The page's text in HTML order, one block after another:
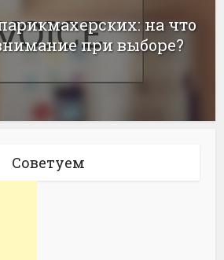
на что
при выборе?
Советуем